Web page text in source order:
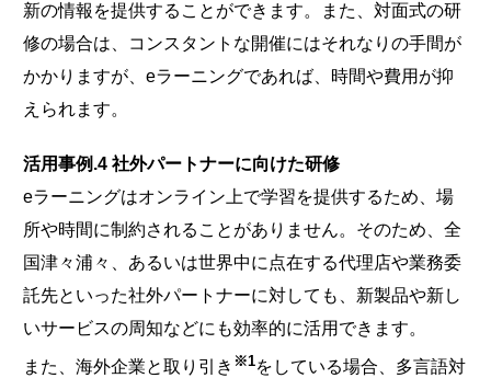
新の情報を提供することができます。また、対面式の研
修の場合は、コンスタントな開催にはそれなりの手間が
かかりますが、eラーニングであれば、時間や費用が抑
えられます。
活用事例.4 社外パートナーに向けた研修
eラーニングはオンライン上で学習を提供するため、場
所や時間に制約されることがありません。そのため、全
国津々浦々、あるいは世界中に点在する代理店や業務委
託先といった社外パートナーに対しても、新製品や新し
いサービスの周知などにも効率的に活用できます。
また、海外企業と取り引き ※1をしている場合、多言語対